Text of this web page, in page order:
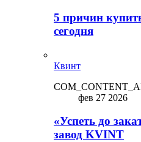
5 причин
сегодня
Квинт
фев 27 2026
«Успеть до
завод KVINT